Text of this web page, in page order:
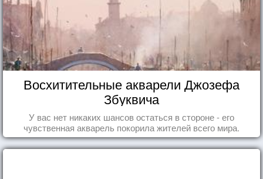
Восхитительные акварели Джозефа
Збуквича
У вас нет никаких шансов остаться в стороне - его
чувственная акварель покорила жителей всего мира.